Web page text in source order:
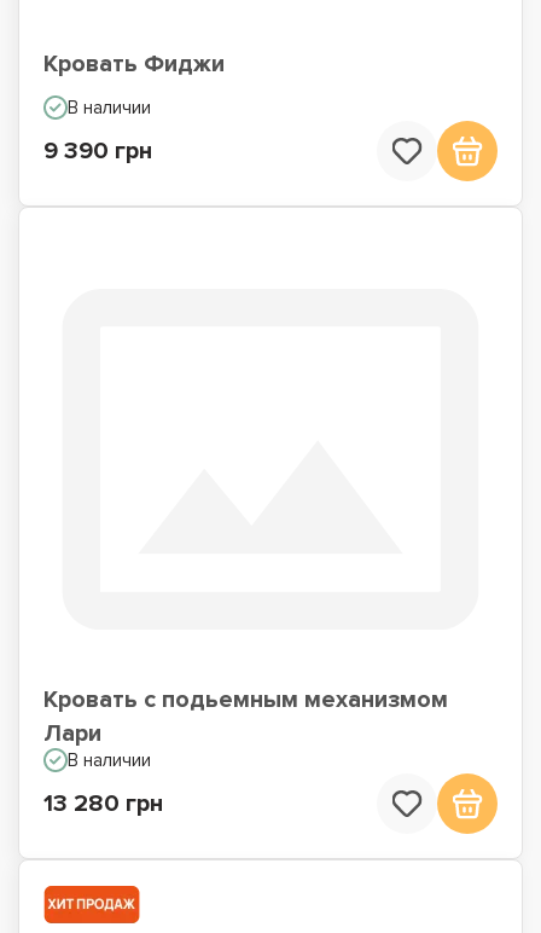
Кровать Фиджи
В наличии
9 390 грн
Кровать с подьемным механизмом
Лари
В наличии
13 280 грн